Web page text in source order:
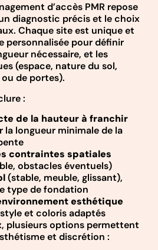
d’accès PMR repose
diagnostic précis et le choix
Chaque site est unique et
personnalisée pour définir
nécessaire, et les
(espace, nature du sol,
de portes).
:
de la hauteur à franchir
la longueur minimale de la
contraintes spatiales
obstacles éventuels)
(stable, meuble, glissant),
type de fondation
esthétique
et coloris adaptés
plusieurs options permettent
et discrétion :